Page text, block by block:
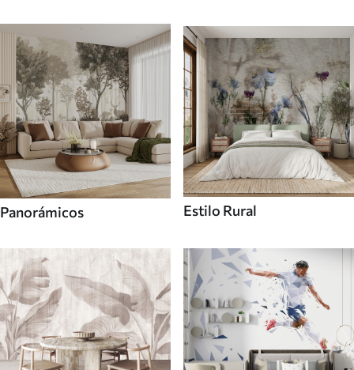
Panorámicos Estilo Rural